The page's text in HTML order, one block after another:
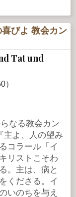
びよ 教会カン
Tat und
）
なる教会カン
主よ、人の望み
コラール「イ
リストこそわ
。主は、病と
くださる。イ
いのちを与え